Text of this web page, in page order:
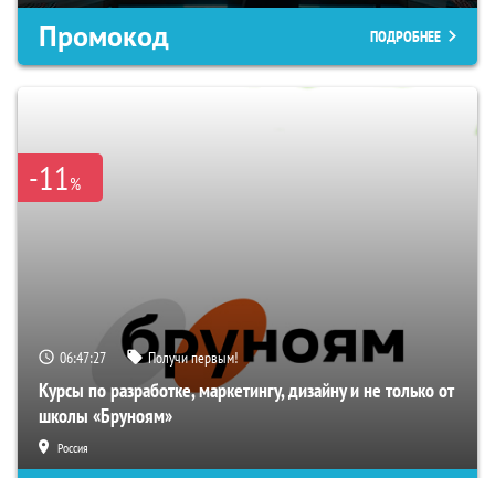
Промокод ПОДРОБНЕЕ
-11%
06:47:26 Получи первым!
Курсы по разработке, маркетингу, дизайну и не только от
школы «Бруноям»
Россия